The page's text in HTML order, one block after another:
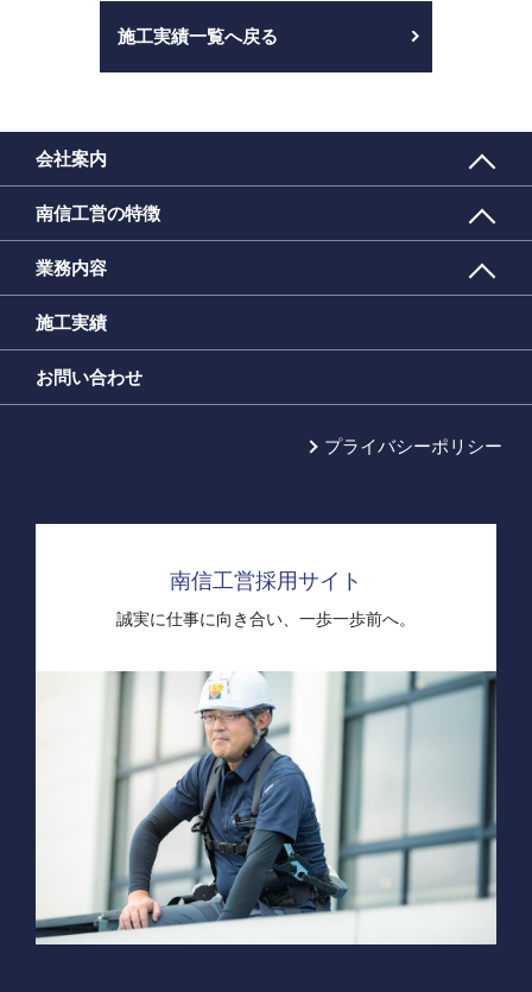
施工実績一覧へ戻る
会社案内
南信工営の特徴
業務内容
施工実績
お問い合わせ
プライバシーポリシー
南信工営採用サイト
誠実に仕事に向き合い、 一歩一歩前へ。